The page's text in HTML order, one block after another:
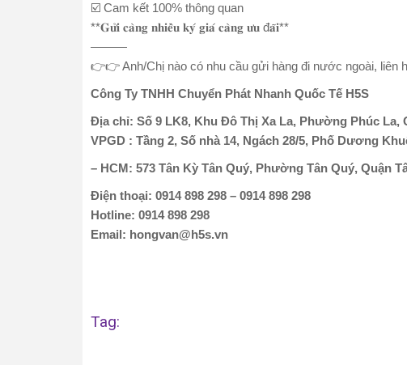
☑️ Cam kết 100% thông quan
**𝐆𝐮̛̉𝐢 𝐜𝐚̀𝐧𝐠 𝐧𝐡𝐢𝐞̂̀𝐮 𝐤𝐲́ 𝐠𝐢𝐚́ 𝐜𝐚̀𝐧𝐠 𝐮̛𝐮 đ𝐚̃𝐢**
———
👉👉 Anh/Chị nào có nhu cầu gửi hàng đi nước ngoài,
Công Ty TNHH Chuyển Phát Nhanh Quốc Tế H5S
Địa chỉ: Số 9 LK8, Khu Đô Thị Xa La, Phường Phúc La,
VPGD : Tầng 2, Số nhà 14, Ngách 28/5, Phố Dương
– HCM: 573 Tân Kỳ Tân Quý, Phường Tân Quý, Quận
Điện thoại: 0914 898 298 – 0914 898 298
Hotline: 0914 898 298
Email: hongvan@h5s.vn
Tag: